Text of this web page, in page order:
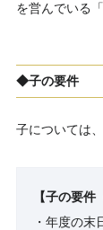
を営んでいる
◆子の要件
子については
【子の要件
・年度の